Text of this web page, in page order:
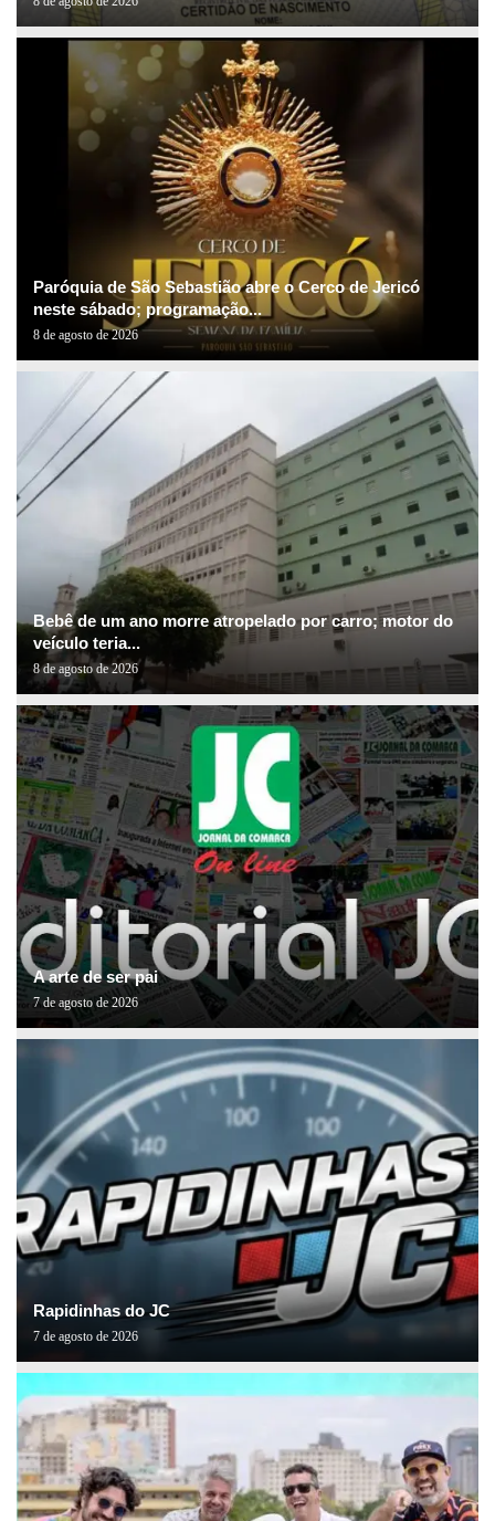
Paróquia de São Sebastião abre o Cerco de Jericó
neste sábado; programação...
8 de agosto de 2026
Bebê de um ano morre atropelado por carro; motor do
veículo teria...
8 de agosto de 2026
A arte de ser pai
7 de agosto de 2026
Rapidinhas do JC
7 de agosto de 2026